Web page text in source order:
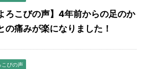
ろこびの声】4年前からの足のか
の痛みが楽になりました！
こびの声